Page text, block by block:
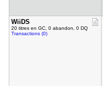
WiiDS
20 titres en GC, 0 abandon, 0 DQ
Transactions (0)